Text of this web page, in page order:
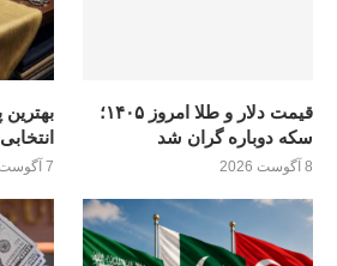
قیمت دلار و طلا امروز ۱۴۰۵؛
سکه دوباره گران شد
8 آگوست 2026 7 آگوست 2026